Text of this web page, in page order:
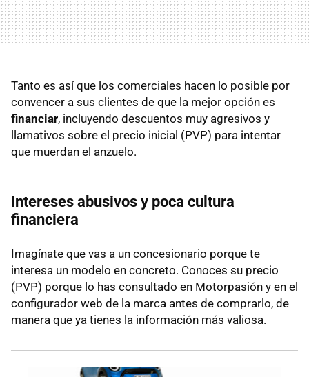
Tanto es así que los comerciales hacen lo posible por
convencer a sus clientes de que la mejor opción es
financiar, incluyendo descuentos muy agresivos y
llamativos sobre el precio inicial (PVP) para intentar
que muerdan el anzuelo.
Intereses abusivos y poca cultura
financiera
Imagínate que vas a un concesionario porque te
interesa un modelo en concreto. Conoces su precio
(PVP) porque lo has consultado en Motorpasión y en el
configurador web de la marca antes de comprarlo, de
manera que ya tienes la información más valiosa.